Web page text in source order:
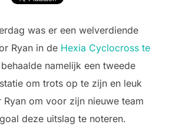
was er een welverdiende
Ryan in de Hexia Cyclocross te
namelijk een tweede
om trots op te zijn en leuk
om voor zijn nieuwe team
deze uitslag te noteren.